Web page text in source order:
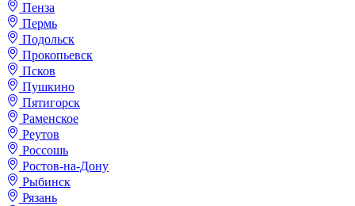
Пенза
Пермь
Подольск
Прокопьевск
Псков
Пушкино
Пятигорск
Раменское
Реутов
Россошь
Ростов-на-Дону
Рыбинск
Рязань